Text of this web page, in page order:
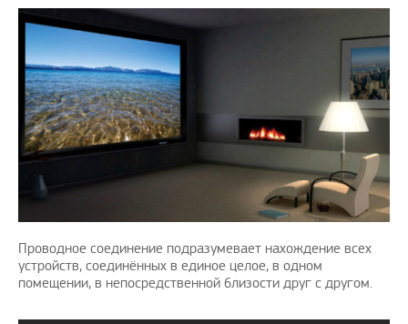
Проводное соединение подразумевает нахождение всех
устройств, соединённых в единое целое, в одном
помещении, в непосредственной близости друг с другом.